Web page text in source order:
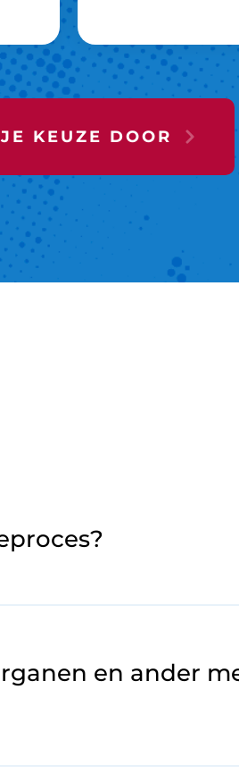
KEUZE DOOR
en ander